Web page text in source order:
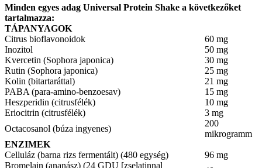
Minden egyes adag Universal Protein Shake a következőket
tartalmazza:
TÁPANYAGOK
Citrus bioflavonoidok
60 mg
Inozitol
50 mg
Kvercetin (Sophora japonica)
30 mg
Rutin (Sophora japonica)
25 mg
Kolin (bitartaráttal)
21 mg
PABA (para-amino-benzoesav)
15 mg
Heszperidin (citrusfélék)
10 mg
Eriocitrin (citrusfélék)
3 mg
Octacosanol (búza ingyenes)
200
mikrogramm
ENZIMEK
Celluláz (barna rizs fermentált) (480 egység)
96 mg
Bromelain (ananász) (24 GDU [zselatinnal